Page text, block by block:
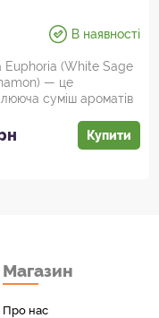
В наявності
Euphoria (White Sage
— це
суміш ароматів
Купити
Магазин
Про нас